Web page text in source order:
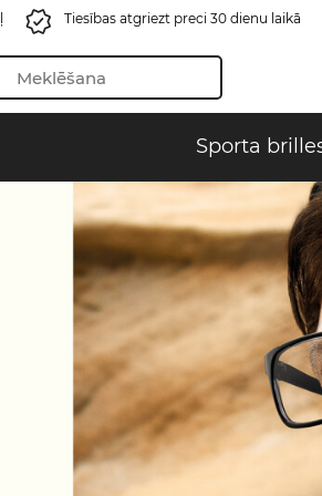
Tiesības atgriezt preci 30 dienu laikā
Sporta